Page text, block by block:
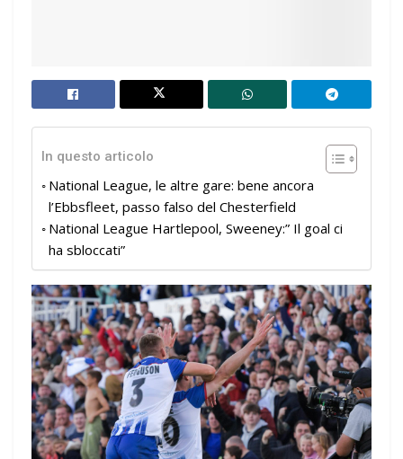
In questo articolo
National League, le altre gare: bene ancora
l’Ebbsfleet, passo falso del Chesterfield
National League Hartlepool, Sweeney:” Il goal ci
ha sbloccati”